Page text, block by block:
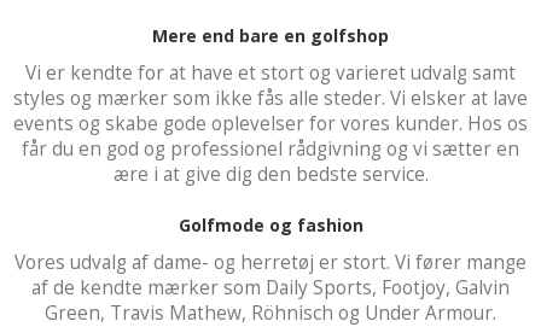
Mere end bare en golfshop
Vi er kendte for at have et stort og varieret udvalg samt
styles og mærker som ikke fås alle steder. Vi elsker at lave
events og skabe gode oplevelser for vores kunder. Hos os
får du en god og professionel rådgivning og vi sætter en
ære i at give dig den bedste service.
Golfmode og fashion
Vores udvalg af dame- og herretøj er stort. Vi fører mange
af de kendte mærker som Daily Sports, Footjoy, Galvin
Green, Travis Mathew, Röhnisch og Under Armour.